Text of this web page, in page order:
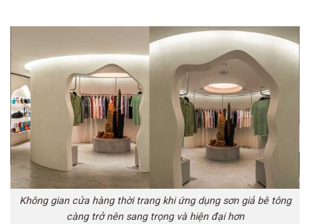
Không gian cửa hàng thời trang khi ứng dụng sơn giả bê tông
càng trở nên sang trọng và hiện đại hơn